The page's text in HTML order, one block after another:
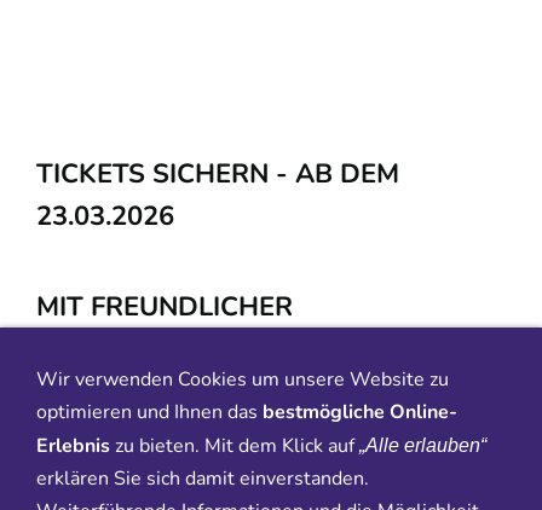
TICKETS SICHERN - AB DEM
23.03.2026
MIT FREUNDLICHER
Wir verwenden Cookies um unsere Website zu
optimieren und Ihnen das bestmögliche Online-
Erlebnis zu bieten. Mit dem Klick auf„Alle erlauben“
erklären Sie sich damit einverstanden.